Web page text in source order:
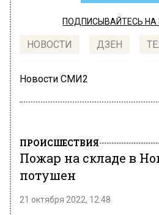
ПОДПИСЫВАЙТЕСЬ НА
НОВОСТИ ДЗЕН
Новости СМИ2
ПРОИСШЕСТВИЯ
Пожар на складе в
потушен
21 октября 2022, 12:48